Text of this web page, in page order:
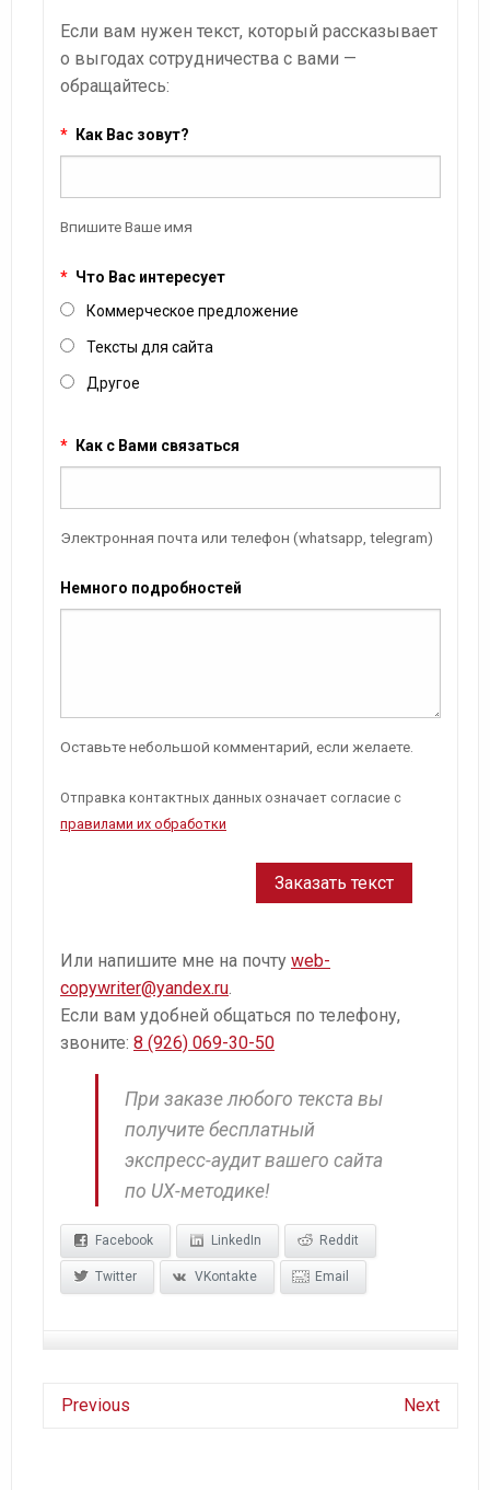
Если вам нужен текст, который рассказывает
о выгодах сотрудничества с вами —
обращайтесь:
* Как Вас зовут?
Впишите Ваше имя
* Что Вас интересует
Коммерческое предложение
Тексты для сайта
Другое
* Как с Вами связаться
Электронная почта или телефон (whatsapp, telegram)
Немного подробностей
Оставьте небольшой комментарий, если желаете.
Отправка контактных данных означает согласие с
правилами их обработки
Или напишите мне на почту web-
copywriter@yandex.ru.
Если вам удобней общаться по телефону,
звоните: 8 (926) 069-30-50
При заказе любого текста вы
получите бесплатный
экспресс-аудит вашего сайта
по UX-методике!
Facebook LinkedIn Reddit
Twitter VKontakte Email
Previous Next